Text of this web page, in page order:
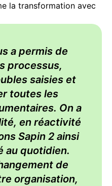
la transformation avec
a permis de
processus,
saisies et
toutes les
On a
en réactivité
Sapin 2 ainsi
au quotidien.
de
organisation,